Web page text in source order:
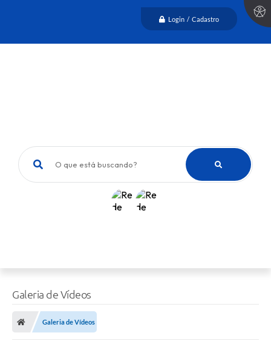
Login / Cadastro
O que está buscando?
Galeria de Vídeos
Galeria de Vídeos